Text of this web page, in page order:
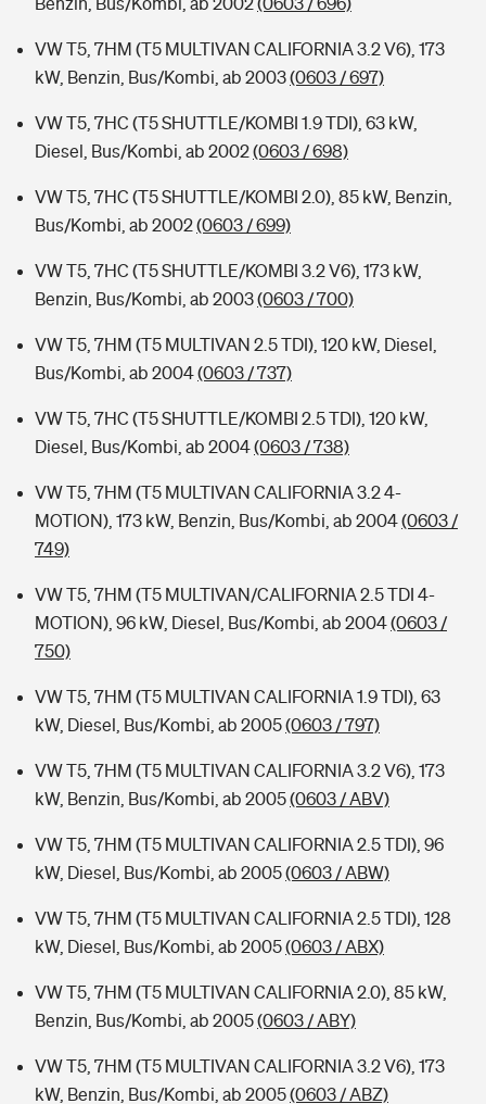
VW T5, 7HM (T5 MULTIVAN CALIFORNIA 3.2 V6), 173
kW, Benzin, Bus/Kombi, ab 2003(0603 / 697)
VW T5, 7HC (T5 SHUTTLE/KOMBI 1.9 TDI), 63 kW,
Diesel, Bus/Kombi, ab 2002(0603 / 698)
VW T5, 7HC (T5 SHUTTLE/KOMBI 2.0), 85 kW, Benzin,
Bus/Kombi, ab 2002(0603 / 699)
VW T5, 7HC (T5 SHUTTLE/KOMBI 3.2 V6), 173 kW,
Benzin, Bus/Kombi, ab 2003(0603 / 700)
VW T5, 7HM (T5 MULTIVAN 2.5 TDI), 120 kW, Diesel,
Bus/Kombi, ab 2004(0603 / 737)
VW T5, 7HC (T5 SHUTTLE/KOMBI 2.5 TDI), 120 kW,
Diesel, Bus/Kombi, ab 2004(0603 / 738)
VW T5, 7HM (T5 MULTIVAN CALIFORNIA 3.2 4-
MOTION), 173 kW, Benzin, Bus/Kombi, ab 2004(0603 /
749)
VW T5, 7HM (T5 MULTIVAN/CALIFORNIA 2.5 TDI 4-
MOTION), 96 kW, Diesel, Bus/Kombi, ab 2004(0603 /
750)
VW T5, 7HM (T5 MULTIVAN CALIFORNIA 1.9 TDI), 63
kW, Diesel, Bus/Kombi, ab 2005(0603 / 797)
VW T5, 7HM (T5 MULTIVAN CALIFORNIA 3.2 V6), 173
kW, Benzin, Bus/Kombi, ab 2005(0603 / ABV)
VW T5, 7HM (T5 MULTIVAN CALIFORNIA 2.5 TDI), 96
kW, Diesel, Bus/Kombi, ab 2005(0603 / ABW)
VW T5, 7HM (T5 MULTIVAN CALIFORNIA 2.5 TDI), 128
kW, Diesel, Bus/Kombi, ab 2005(0603 / ABX)
VW T5, 7HM (T5 MULTIVAN CALIFORNIA 2.0), 85 kW,
Benzin, Bus/Kombi, ab 2005(0603 / ABY)
VW T5, 7HM (T5 MULTIVAN CALIFORNIA 3.2 V6), 173
kW, Benzin, Bus/Kombi, ab 2005(0603 / ABZ)